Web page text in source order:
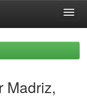
Madriz,